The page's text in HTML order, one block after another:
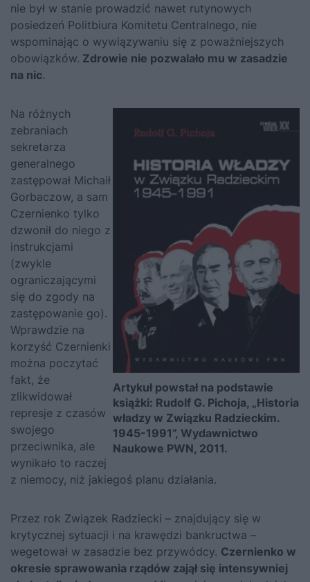
nie był w stanie prowadzić nawet rutynowych
posiedzeń Politbiura Komitetu Centralnego, nie
wspominając o wywiązywaniu się z poważniejszych
obowiązków. Zdrowie nie pozwalało mu w zasadzie
na nic.
Artykuł powstał na podstawie
książki: Rudolf G. Pichoja, „Historia
władzy w Związku Radzieckim.
1945-1991”, Wydawnictwo
Naukowe PWN, 2011.
Na różnych
zebraniach
sekretarza
generalnego
zastępował Michaił
Gorbaczow, a sam
Czernienko tylko
dzwonił do niego z
instrukcjami
(zwykle
ograniczającymi
się do zgody na
zastępowanie go).
Wprawdzie na
korzyść Czernienki
można poczytać
fakt, że
zlikwidował
represje z czasów
swojego
przeciwnika, ale
wynikało to raczej
z niemocy, niż jakiegoś planu działania.
Przez rok Związek Radziecki – znajdujący się w
krytycznej sytuacji i na krawędzi bankructwa –
wegetował w zasadzie bez przywódcy. Czernienko w
okresie sprawowania rządów zajął się intensywniej